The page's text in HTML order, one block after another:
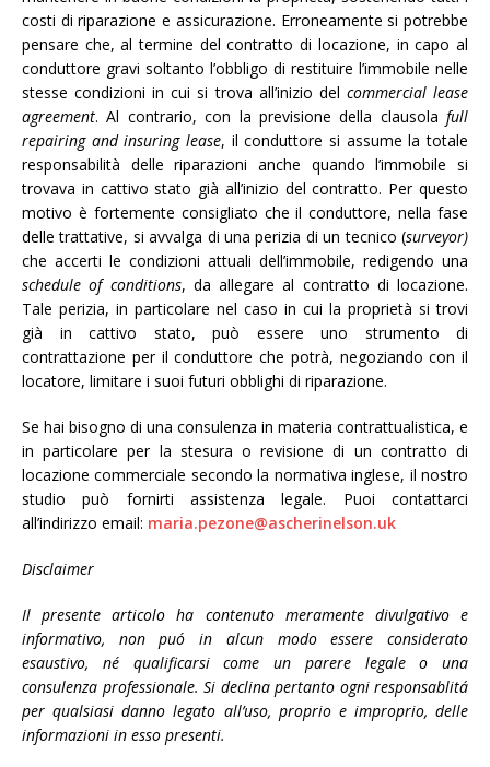
costi di riparazione e assicurazione. Erroneamente si potrebbe
pensare che, al termine del contratto di locazione, in capo al
conduttore gravi soltanto l’obbligo di restituire l’immobile nelle
stesse condizioni in cui si trova all’inizio del commercial lease
agreement. Al contrario, con la previsione della clausola full
repairing and insuring lease, il conduttore si assume la totale
responsabilità delle riparazioni anche quando l’immobile si
trovava in cattivo stato già all’inizio del contratto. Per questo
motivo è fortemente consigliato che il conduttore, nella fase
delle trattative, si avvalga di una perizia di un tecnico (surveyor)
che accerti le condizioni attuali dell’immobile, redigendo una
schedule of conditions, da allegare al contratto di locazione.
Tale perizia, in particolare nel caso in cui la proprietà si trovi
già in cattivo stato, può essere uno strumento di
contrattazione per il conduttore che potrà, negoziando con il
locatore, limitare i suoi futuri obblighi di riparazione.
Se hai bisogno di una consulenza in materia contrattualistica, e
in particolare per la stesura o revisione di un contratto di
locazione commerciale secondo la normativa inglese, il nostro
studio può fornirti assistenza legale. Puoi contattarci
all’indirizzo email: maria.pezone@ascherinelson.uk
Disclaimer
Il presente articolo ha contenuto meramente divulgativo e
informativo, non puó in alcun modo essere considerato
esaustivo, né qualificarsi come un parere legale o una
consulenza professionale. Si declina pertanto ogni responsablitá
per qualsiasi danno legato all’uso, proprio e improprio, delle
informazioni in esso presenti.